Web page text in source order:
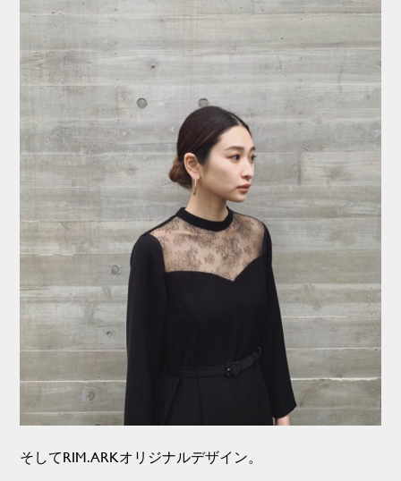
そしてRIM.ARKオリジナルデザイン。